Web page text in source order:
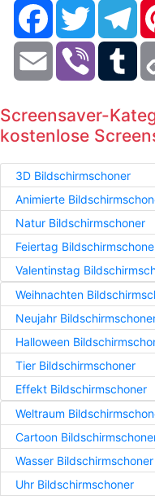
FacebookTwitter
Email Viber
Screensaver-
kostenlose
3D Bildschirmschoner
Animierte
Natur Bildschirmschoner
Feiertag
Valentinstag
Weihnachten
Neujahr
Halloween
Tier Bildschirmschoner
Effekt Bildschirmschoner
Weltraum
Cartoon
Wasser Bildschirmschoner
Uhr Bildschirmschoner